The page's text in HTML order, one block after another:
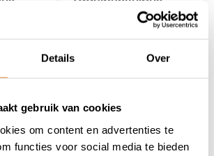
Details Over
gebruik van cookies
om content en advertenties te
functies voor social media te bieden
31,8
aluminium ø27,2 >
Niet op voorraad
5,95